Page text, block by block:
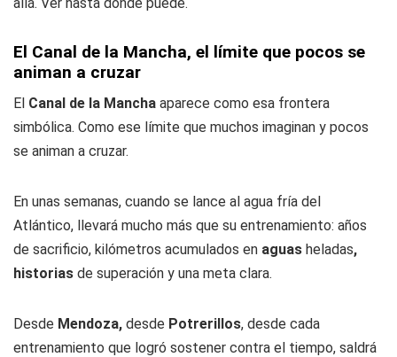
El Canal de la Mancha, el límite que pocos se
animan a cruzar
El Canal de la Mancha aparece como esa frontera
simbólica. Como ese límite que muchos imaginan y pocos
se animan a cruzar.
En unas semanas, cuando se lance al agua fría del
Atlántico, llevará mucho más que su entrenamiento: años
de sacrificio, kilómetros acumulados en aguas heladas,
historias de superación y una meta clara.
Desde Mendoza, desde Potrerillos, desde cada
entrenamiento que logró sostener contra el tiempo, saldrá